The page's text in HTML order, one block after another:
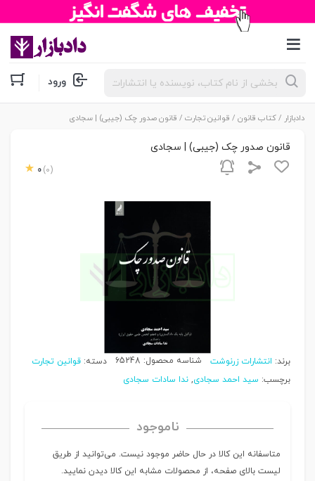
جستجوی
محصولات ورود
دادبازار /کتاب قانون / قوانین تجارت / قانون صدور چک (جیبی) | سجادی
قانون صدور چک (جیبی) | سجادی
0 (0)
برند: انتشارات زرنوشت شناسه محصول: 65248 دسته: قوانین تجارت
برچسب: سید احمد سجادی, ندا سادات سجادی
ناموجود
متاسفانه این کالا در حال حاضر موجود نیست. می‌توانید از طریق
لیست بالای صفحه، از محصولات مشابه این کالا دیدن نمایید.